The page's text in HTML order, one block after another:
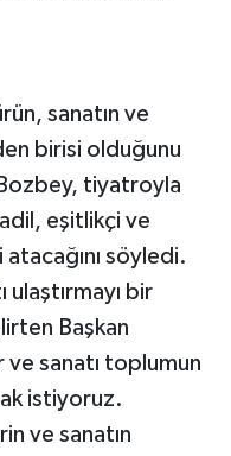
sanatın ve
birisi olduğunu
tiyatroyla
eşitlikçi ve
söyledi.
bir
Başkan
sanatı toplumun
istiyoruz.
ve sanatın